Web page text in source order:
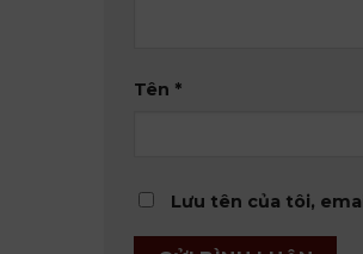
Tên *
Lưu tên của tôi,